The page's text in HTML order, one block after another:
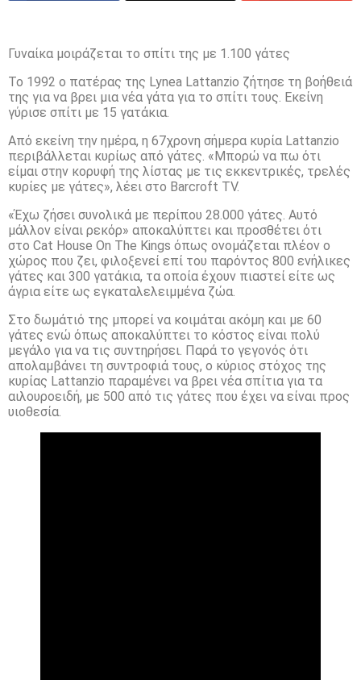
Γυναίκα μοιράζεται το σπίτι της με 1.100 γάτες
Το 1992 ο πατέρας της Lynea Lattanzio ζήτησε τη βοήθειά
της για να βρει μια νέα γάτα για το σπίτι τους. Εκείνη
γύρισε σπίτι με 15 γατάκια.
Από εκείνη την ημέρα, η 67χρονη σήμερα κυρία Lattanzio
περιβάλλεται κυρίως από γάτες. «Μπορώ να πω ότι
είμαι στην κορυφή της λίστας με τις εκκεντρικές, τρελές
κυρίες με γάτες», λέει στο Barcroft TV.
«Έχω ζήσει συνολικά με περίπου 28.000 γάτες. Αυτό
μάλλον είναι ρεκόρ» αποκαλύπτει και προσθέτει ότι
στο Cat House On The Kings όπως ονομάζεται πλέον ο
χώρος που ζει, φιλοξενεί επί του παρόντος 800 ενήλικες
γάτες και 300 γατάκια, τα οποία έχουν πιαστεί είτε ως
άγρια είτε ως εγκαταλελειμμένα ζώα.
Στο δωμάτιό της μπορεί να κοιμάται ακόμη και με 60
γάτες ενώ όπως αποκαλύπτει το κόστος είναι πολύ
μεγάλο για να τις συντηρήσει. Παρά το γεγονός ότι
απολαμβάνει τη συντροφιά τους, ο κύριος στόχος της
κυρίας Lattanzio παραμένει να βρει νέα σπίτια για τα
αιλουροειδή, με 500 από τις γάτες που έχει να είναι προς
υιοθεσία.